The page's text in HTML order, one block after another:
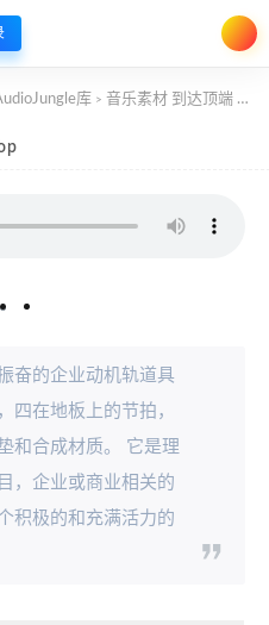
库 > 音乐素材 到达顶端 Get to the Top
奋的企业动机轨道具
四在地板上的节拍，
和合成材质。 它是理
，企业或商业相关的
积极的和充满活力的